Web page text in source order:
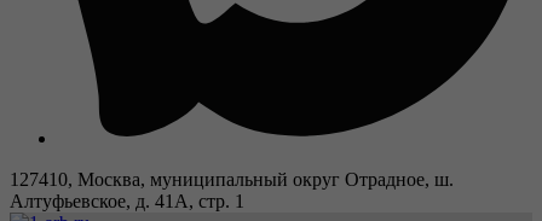
127410, Москва, муниципальный округ Отрадное, ш.
Алтуфьевское, д. 41А, стр. 1